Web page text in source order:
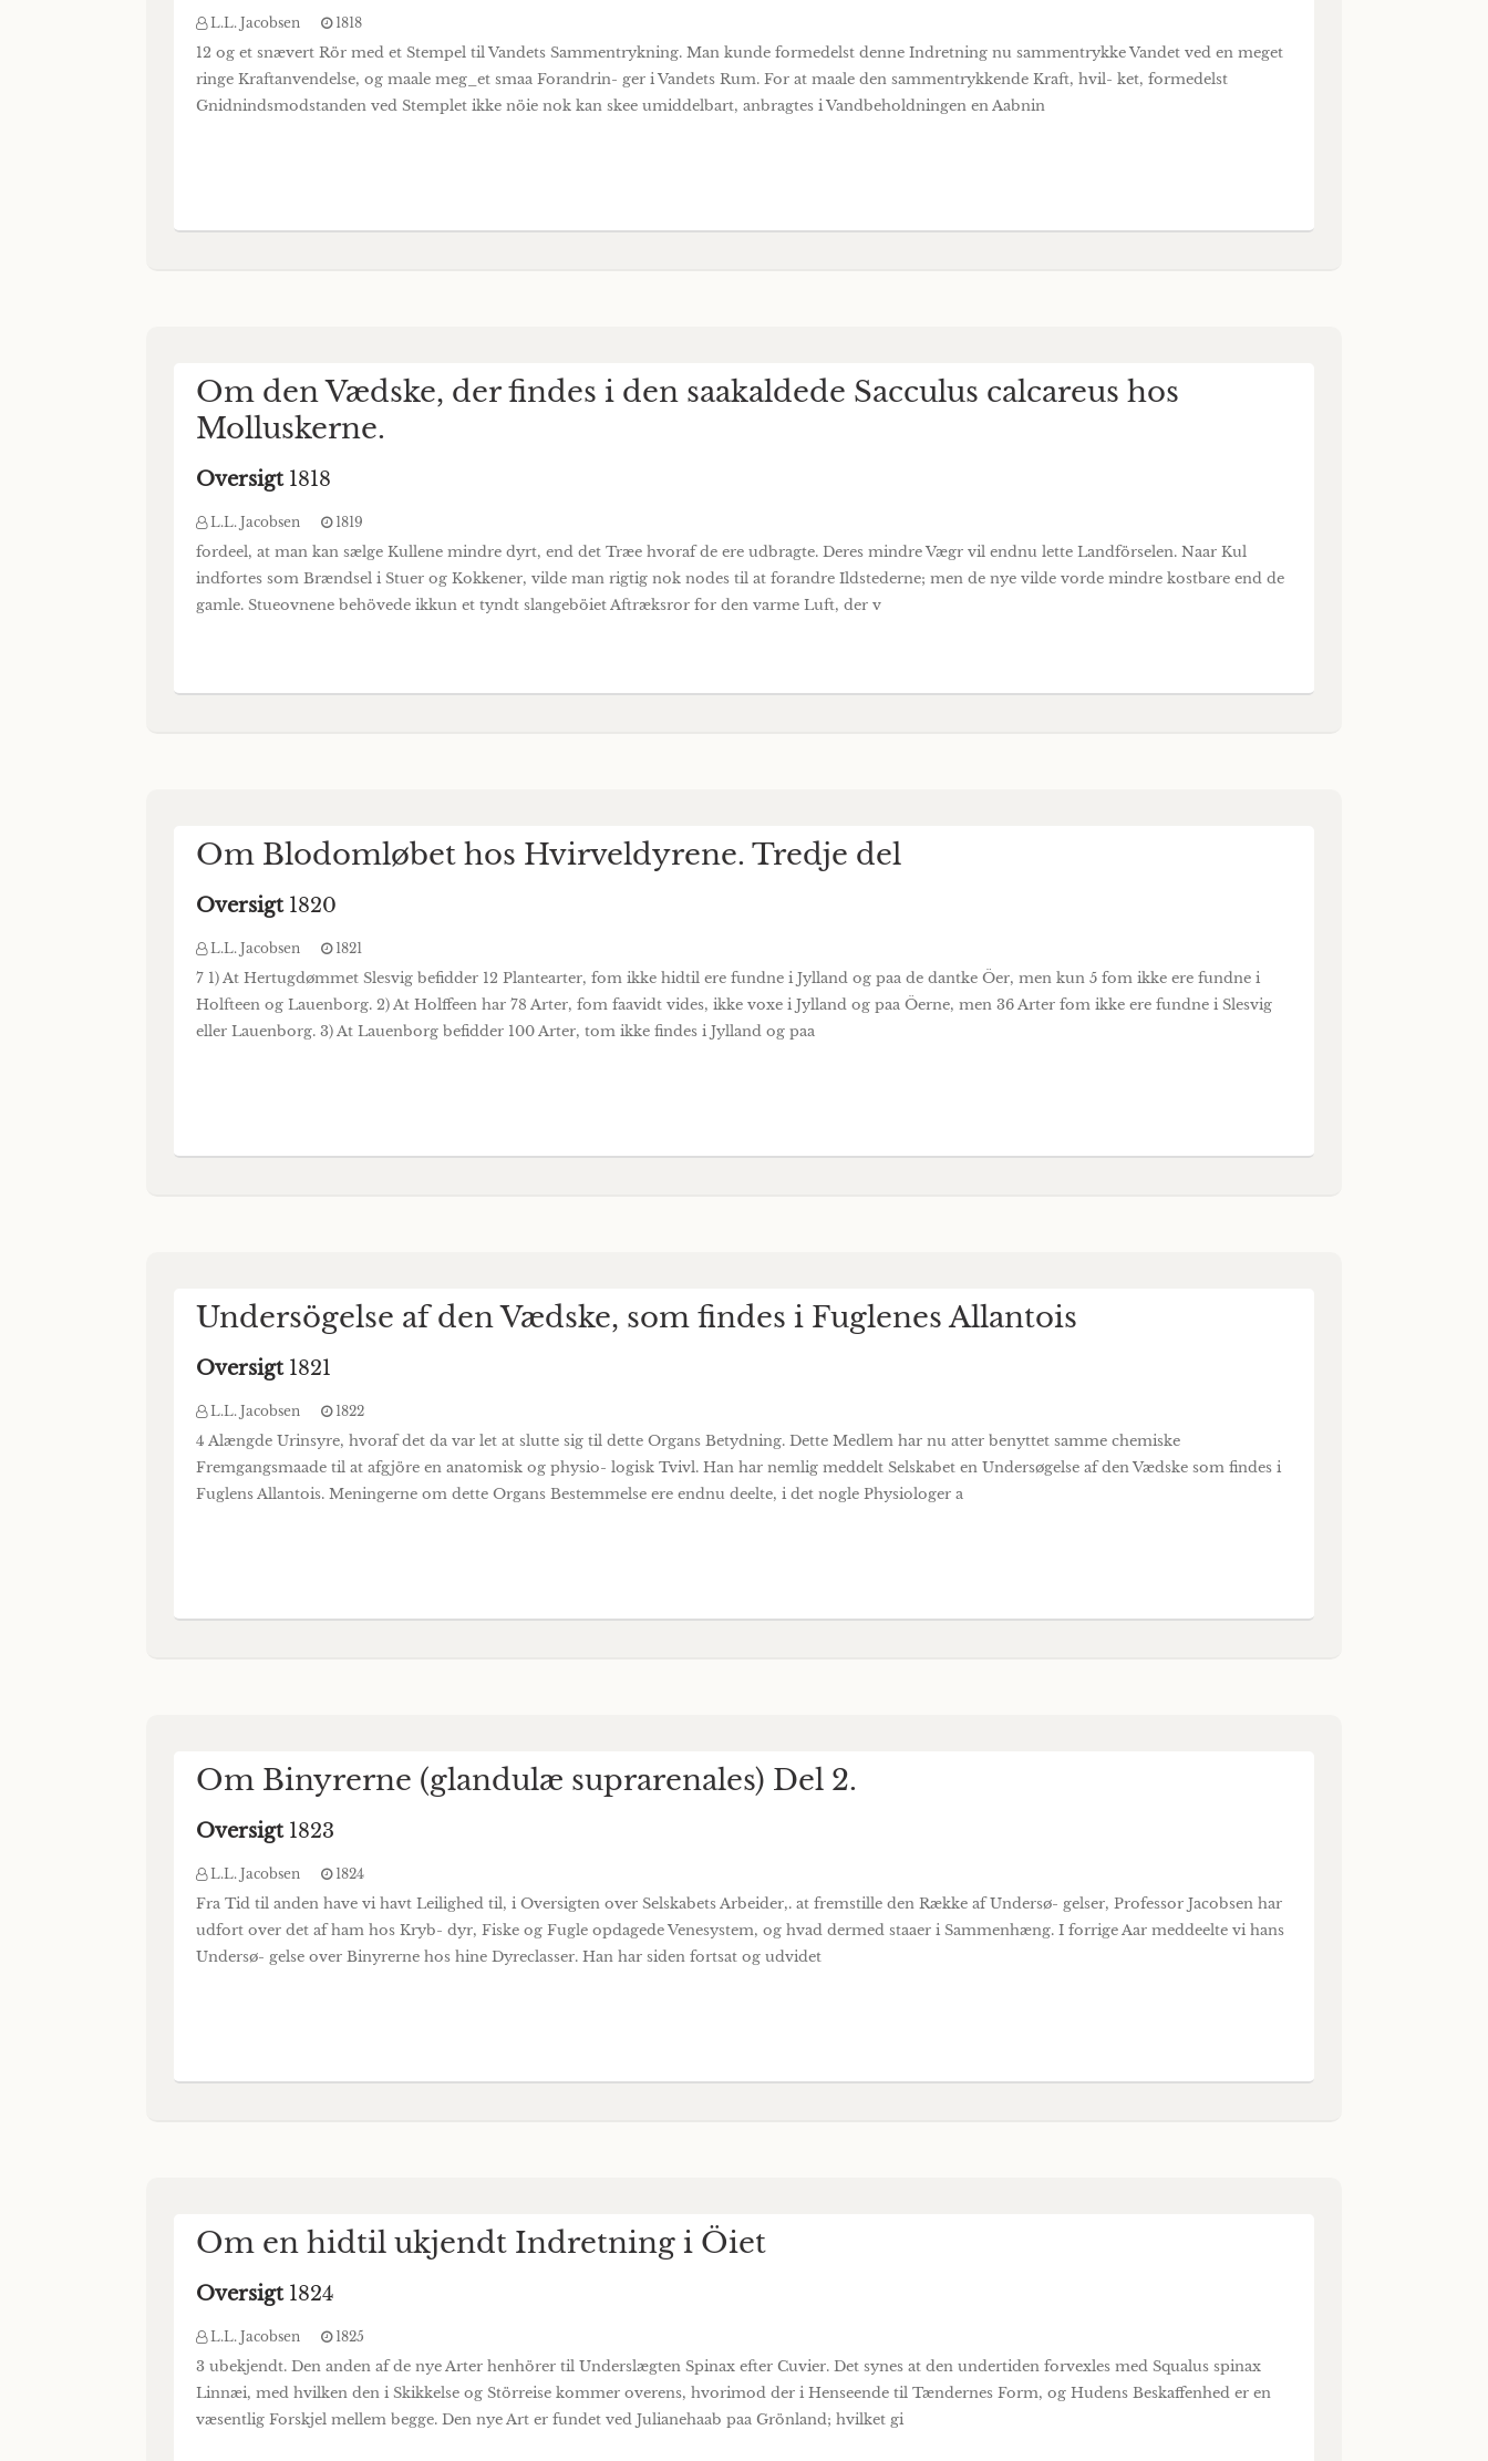
L.L. Jacobsen 1818
12 og et snævert Rör med et Stempel til Vandets Sammentrykning. Man kunde formedelst denne Indretning nu sammentrykke Vandet ved en meget
ringe Kraftanvendelse, og maale meg_et smaa Forandrin- ger i Vandets Rum. For at maale den sammentrykkende Kraft, hvil- ket, formedelst
Gnidnindsmodstanden ved Stemplet ikke nöie nok kan skee umiddelbart, anbragtes i Vandbeholdningen en Aabnin
Om den Vædske, der findes i den saakaldede Sacculus calcareus hos
Molluskerne.
Oversigt 1818
L.L. Jacobsen 1819
fordeel, at man kan sælge Kullene mindre dyrt, end det Træe hvoraf de ere udbragte. Deres mindre Vægr vil endnu lette Landförselen. Naar Kul
indfortes som Brændsel i Stuer og Kokkener, vilde man rigtig nok nodes til at forandre Ildstederne; men de nye vilde vorde mindre kostbare end de
gamle. Stueovnene behövede ikkun et tyndt slangeböiet Aftræksror for den varme Luft, der v
Om Blodomløbet hos Hvirveldyrene. Tredje del
Oversigt 1820
L.L. Jacobsen 1821
7 1) At Hertugdømmet Slesvig befidder 12 Plantearter, fom ikke hidtil ere fundne i Jylland og paa de dantke Öer, men kun 5 fom ikke ere fundne i
Holfteen og Lauenborg. 2) At Holffeen har 78 Arter, fom faavidt vides, ikke voxe i Jylland og paa Öerne, men 36 Arter fom ikke ere fundne i Slesvig
eller Lauenborg. 3) At Lauenborg befidder 100 Arter, tom ikke findes i Jylland og paa
Undersögelse af den Vædske, som findes i Fuglenes Allantois
Oversigt 1821
L.L. Jacobsen 1822
4 Alængde Urinsyre, hvoraf det da var let at slutte sig til dette Organs Betydning. Dette Medlem har nu atter benyttet samme chemiske
Fremgangsmaade til at afgjöre en anatomisk og physio- logisk Tvivl. Han har nemlig meddelt Selskabet en Undersøgelse af den Vædske som findes i
Fuglens Allantois. Meningerne om dette Organs Bestemmelse ere endnu deelte, i det nogle Physiologer a
Om Binyrerne (glandulæ suprarenales) Del 2.
Oversigt 1823
L.L. Jacobsen 1824
Fra Tid til anden have vi havt Leilighed til, i Oversigten over Selskabets Arbeider,. at fremstille den Række af Undersø- gelser, Professor Jacobsen har
udfort over det af ham hos Kryb- dyr, Fiske og Fugle opdagede Venesystem, og hvad dermed staaer i Sammenhæng. I forrige Aar meddeelte vi hans
Undersø- gelse over Binyrerne hos hine Dyreclasser. Han har siden fortsat og udvidet
Om en hidtil ukjendt Indretning i Öiet
Oversigt 1824
L.L. Jacobsen 1825
3 ubekjendt. Den anden af de nye Arter henhörer til Underslægten Spinax efter Cuvier. Det synes at den undertiden forvexles med Squalus spinax
Linnæi, med hvilken den i Skikkelse og Störreise kommer overens, hvorimod der i Henseende til Tændernes Form, og Hudens Beskaffenhed er en
væsentlig Forskjel mellem begge. Den nye Art er fundet ved Julianehaab paa Grönland; hvilket gi